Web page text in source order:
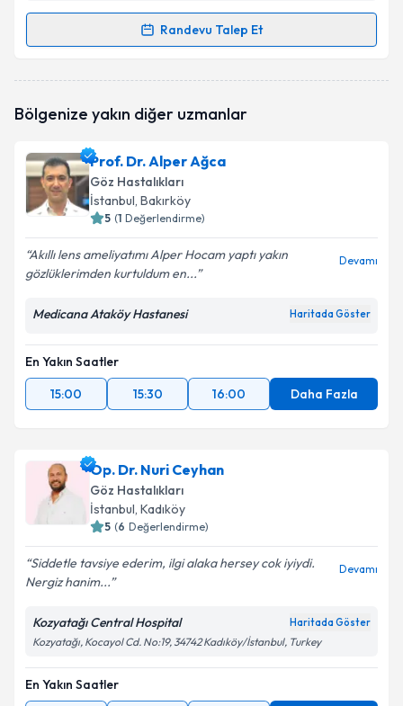
Takvim Talebini Gönder
Randevu Talep Et
Randevu Takvimi Talebi
oluşturun. Size bu uzmandan randevu almanız için bir
E-posta Adresiniz
Kişisel verilerimin işlenmesine ilişkin Aydınlatma
Metni'ni okudum ve kişisel verilerimin belirtilen
Takvim Talebini Gönder
Bölgenize yakın diğer uzmanlar
Prof. Dr. Alper Ağca
Göz Hastalıkları
İstanbul, Bakırköy
5 (1 Değerlendirme)
Akıllı lens ameliyatımı Alper Hocam yaptı yakın
gözlüklerimden kurtuldum en...
Devamı
Medicana Ataköy Hastanesi Haritada Göster
En Yakın Saatler
15:00
15:30 16:00 Daha Fazla
Op. Dr. Nuri Ceyhan
Göz Hastalıkları
İstanbul, Kadıköy
5 (6 Değerlendirme)
Siddetle tavsiye ederim, ilgi alaka hersey cok iyiydi.
Nergiz hanim...
Devamı
Kozyatağı Central Hospital Haritada Göster
Kozyatağı, Kocayol Cd. No:19, 34742 Kadıköy/İstanbul, Turkey
En Yakın Saatler